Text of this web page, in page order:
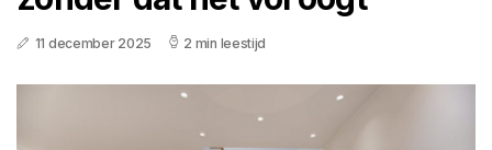
11 december 2025 2 min leestijd